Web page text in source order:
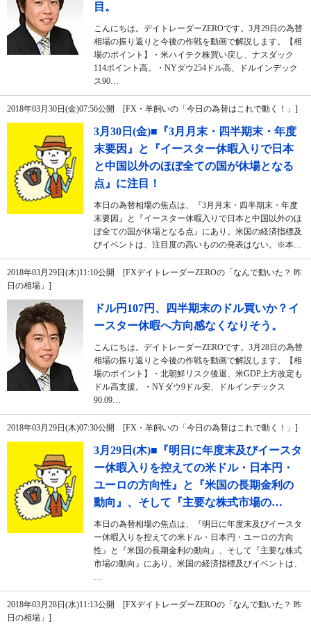
目。
こんにちは。デイトレーダーZEROです。3月29日の為替
相場の振り返りと今後の作戦を動画で解説します。【相
場のポイント】・米ハイテク株買い戻し、ナスダック
114ポイント高。・NYダウ254ドル高、ドルインデック
ス90…
2018年03月30日(金)07:56公開 [FX・羊飼いの「今日の為替はこれで動く！」]
3月30日(金)■『3月月末・四半期末・年度
末要因』と『イースター休暇入りで日本
と中国以外のほぼ全ての国が休場となる
点』に注目！
本日の為替相場の焦点は、『3月月末・四半期末・年度
末要因』と『イースター休暇入りで日本と中国以外のほ
ぼ全ての国が休場となる点』にあり。米国の経済指標及
びイベントは、注目度の高いものの発表はない。※本…
2018年03月29日(木)11:10公開 [FXデイトレーダーZEROの「なんで動いた？ 昨
日の相場」]
ドル円107円、四半期末のドル買いか？イ
ースター休暇へ方向感なくなりそう。
こんにちは。デイトレーダーZEROです。3月28日の為替
相場の振り返りと今後の作戦を動画で解説します。【相
場のポイント】・北朝鮮リスク後退、米GDP上方改定も
ドル高支援。・NYダウ9ドル安、ドルインデックス
90.09…
2018年03月29日(木)07:30公開 [FX・羊飼いの「今日の為替はこれで動く！」]
3月29日(木)■『明日に年度末及びイースタ
ー休暇入りを控えての米ドル・日本円・
ユーロの方向性』と『米国の長期金利の
動向』、そして『主要な株式市場の…
本日の為替相場の焦点は、『明日に年度末及びイースタ
ー休暇入りを控えての米ドル・日本円・ユーロの方向
性』と『米国の長期金利の動向』、そして『主要な株式
市場の動向』にあり。米国の経済指標及びイベントは、
…
2018年03月28日(水)11:13公開 [FXデイトレーダーZEROの「なんで動いた？ 昨
日の相場」]